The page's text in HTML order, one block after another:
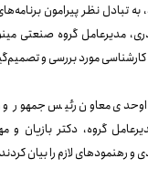
تبادل نظر پیرامون
مدیرعامل گروه صنعتی
مورد بررسی و
معاون رئیس جمهور و
گروه، دکتر بازیان
و رهنمودهای لازم را بیان